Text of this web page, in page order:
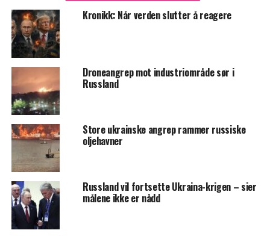
Kronikk: Når verden slutter å reagere
Droneangrep mot industriområde sør i
Russland
Store ukrainske angrep rammer russiske
oljehavner
Russland vil fortsette Ukraina-krigen – sier
målene ikke er nådd